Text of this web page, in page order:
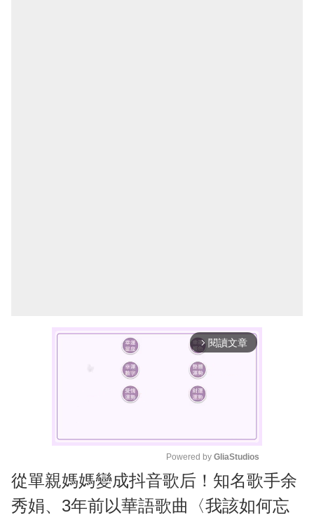
arrow_forward_ios 閱讀文章
M
u
t
Powered by GliaStudios
從單親媽媽變成抖音歌后！知名歌手余
秀娟、3年前以華語歌曲〈我該如何忘